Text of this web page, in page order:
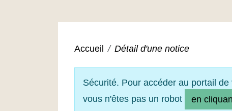
Accueil Détail d'une notice
Sécurité. Pour accéder au portail
vous n'êtes pas un robot
en